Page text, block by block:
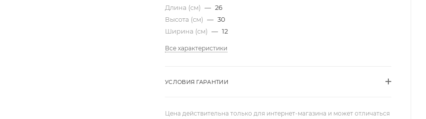
Длина (см) — 26
Высота (см) — 30
Ширина (см) — 12
Все характеристики
УСЛОВИЯ ГАРАНТИИ
Цена действительна только для интернет-магазина и может отличаться